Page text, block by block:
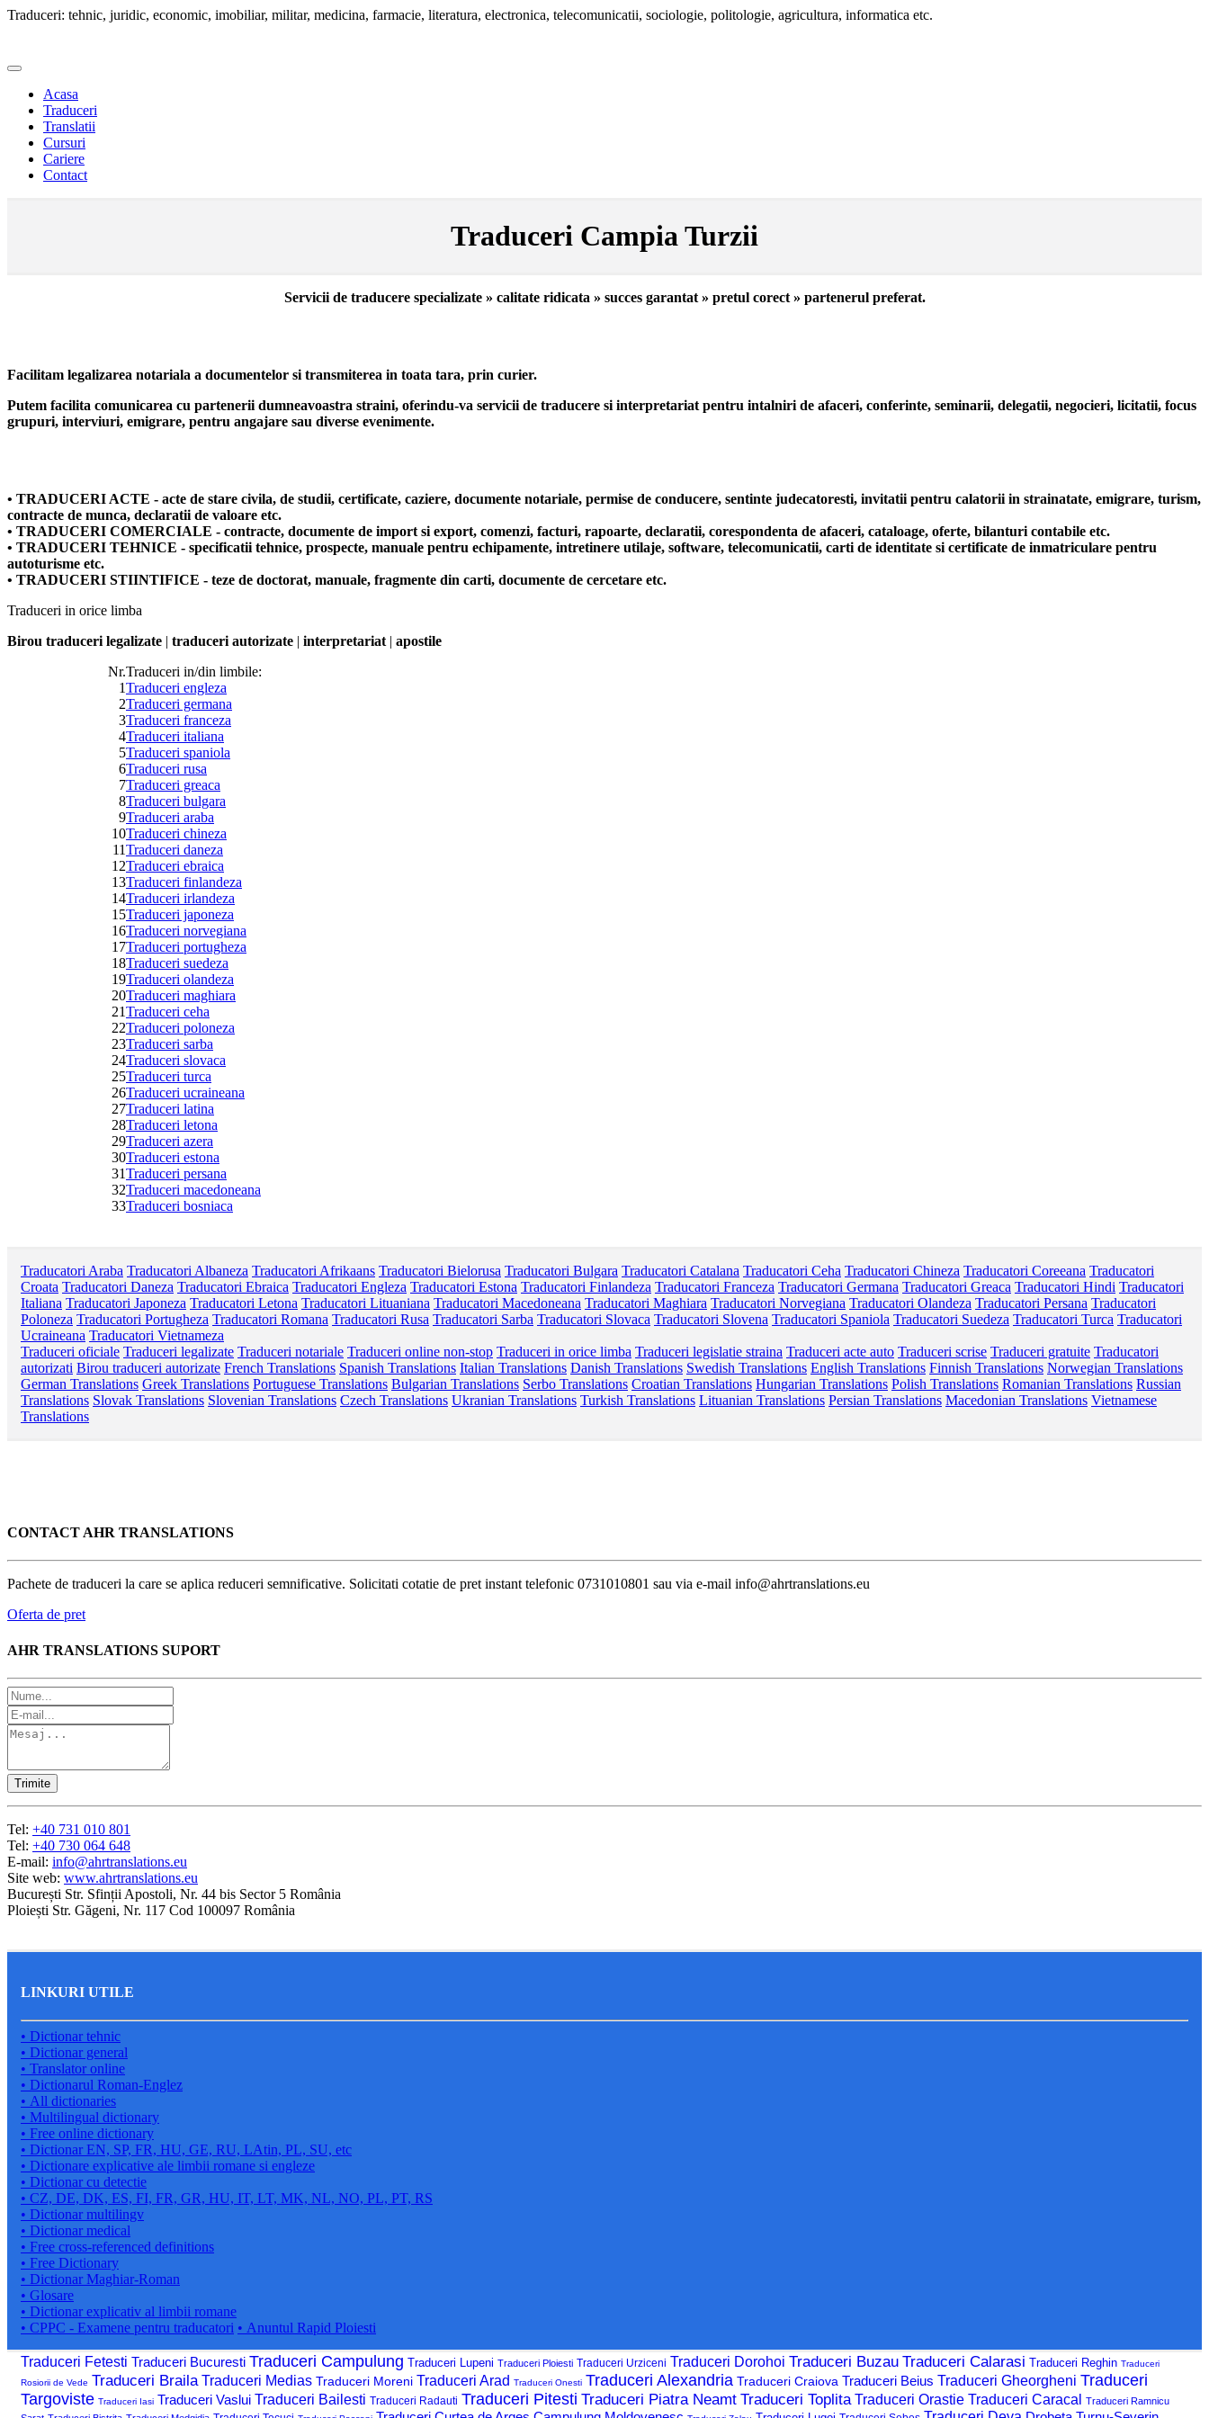
Traduceri: tehnic, juridic, economic, imobiliar, militar, medicina, farmacie, literatura, electronica, telecomunicatii, sociologie, politologie, agricultura, informatica etc.
Acasa
Traduceri
Translatii
Cursuri
Cariere
Contact
Traduceri Campia Turzii
Servicii de traducere specializate » calitate ridicata » succes garantat » pretul corect » partenerul preferat.
Facilitam legalizarea notariala a documentelor si transmiterea in toata tara, prin curier.
Putem facilita comunicarea cu partenerii dumneavoastra straini, oferindu-va servicii de traducere si interpretariat pentru intalniri de afaceri, conferinte, seminarii, delegatii, negocieri, licitatii, focus
grupuri, interviuri, emigrare, pentru angajare sau diverse evenimente.
• TRADUCERI ACTE - acte de stare civila, de studii, certificate, caziere, documente notariale, permise de conducere, sentinte judecatoresti, invitatii pentru calatorii in strainatate, emigrare, turism,
contracte de munca, declaratii de valoare etc.
• TRADUCERI COMERCIALE - contracte, documente de import si export, comenzi, facturi, rapoarte, declaratii, corespondenta de afaceri, cataloage, oferte, bilanturi contabile etc.
• TRADUCERI TEHNICE - specificatii tehnice, prospecte, manuale pentru echipamente, intretinere utilaje, software, telecomunicatii, carti de identitate si certificate de inmatriculare pentru
autoturisme etc.
• TRADUCERI STIINTIFICE - teze de doctorat, manuale, fragmente din carti, documente de cercetare etc.
Traduceri in orice limba
Birou traduceri legalizate | traduceri autorizate | interpretariat | apostile
Nr.Traduceri in/din limbile:
1Traduceri engleza
2Traduceri germana
3Traduceri franceza
4Traduceri italiana
5Traduceri spaniola
6Traduceri rusa
7Traduceri greaca
8Traduceri bulgara
9Traduceri araba
10Traduceri chineza
11Traduceri daneza
12Traduceri ebraica
13Traduceri finlandeza
14Traduceri irlandeza
15Traduceri japoneza
16Traduceri norvegiana
17Traduceri portugheza
18Traduceri suedeza
19Traduceri olandeza
20Traduceri maghiara
21Traduceri ceha
22Traduceri poloneza
23Traduceri sarba
24Traduceri slovaca
25Traduceri turca
26Traduceri ucraineana
27Traduceri latina
28Traduceri letona
29Traduceri azera
30Traduceri estona
31Traduceri persana
32Traduceri macedoneana
33Traduceri bosniaca
Traducatori Araba Traducatori Albaneza Traducatori Afrikaans Traducatori Bielorusa Traducatori Bulgara Traducatori Catalana Traducatori Ceha Traducatori Chineza Traducatori Coreeana Traducatori
Croata Traducatori Daneza Traducatori Ebraica Traducatori Engleza Traducatori Estona Traducatori Finlandeza Traducatori Franceza Traducatori Germana Traducatori Greaca Traducatori Hindi Traducatori
Italiana Traducatori Japoneza Traducatori Letona Traducatori Lituaniana Traducatori Macedoneana Traducatori Maghiara Traducatori Norvegiana Traducatori Olandeza Traducatori Persana Traducatori
Poloneza Traducatori Portugheza Traducatori Romana Traducatori Rusa Traducatori Sarba Traducatori Slovaca Traducatori Slovena Traducatori Spaniola Traducatori Suedeza Traducatori Turca Traducatori
Ucraineana Traducatori Vietnameza
Traduceri oficiale Traduceri legalizate Traduceri notariale Traduceri online non-stop Traduceri in orice limba Traduceri legislatie straina Traduceri acte auto Traduceri scrise Traduceri gratuite Traducatori
autorizati Birou traduceri autorizate French Translations Spanish Translations Italian Translations Danish Translations Swedish Translations English Translations Finnish Translations Norwegian Translations
German Translations Greek Translations Portuguese Translations Bulgarian Translations Serbo Translations Croatian Translations Hungarian Translations Polish Translations Romanian Translations Russian
Translations Slovak Translations Slovenian Translations Czech Translations Ukranian Translations Turkish Translations Lituanian Translations Persian Translations Macedonian Translations Vietnamese
Translations
CONTACT AHR TRANSLATIONS
Pachete de traduceri la care se aplica reduceri semnificative. Solicitati cotatie de pret instant telefonic 0731010801 sau via e-mail info@ahrtranslations.eu
Oferta de pret
AHR TRANSLATIONS SUPORT
Tel: +40 731 010 801
Tel: +40 730 064 648
E-mail: info@ahrtranslations.eu
Site web: www.ahrtranslations.eu
București Str. Sfinții Apostoli, Nr. 44 bis Sector 5 România
Ploiești Str. Găgeni, Nr. 117 Cod 100097 România
LINKURI UTILE
• Dictionar tehnic
• Dictionar general
• Translator online
• Dictionarul Roman-Englez
• All dictionaries
• Multilingual dictionary
• Free online dictionary
• Dictionar EN, SP, FR, HU, GE, RU, LAtin, PL, SU, etc
• Dictionare explicative ale limbii romane si engleze
• Dictionar cu detectie
• CZ, DE, DK, ES, FI, FR, GR, HU, IT, LT, MK, NL, NO, PL, PT, RS
• Dictionar multilingv
• Dictionar medical
• Free cross-referenced definitions
• Free Dictionary
• Dictionar Maghiar-Roman
• Glosare
• Dictionar explicativ al limbii romane
• CPPC - Examene pentru traducatori • Anuntul Rapid Ploiesti
Traduceri Fetesti Traduceri Bucuresti Traduceri Campulung Traduceri Lupeni Traduceri Ploiesti Traduceri Urziceni Traduceri Dorohoi Traduceri Buzau Traduceri Calarasi Traduceri Reghin Traduceri
Rosiorii de Vede Traduceri Braila Traduceri Medias Traduceri Moreni Traduceri Arad Traduceri Onesti Traduceri Alexandria Traduceri Craiova Traduceri Beius Traduceri Gheorgheni Traduceri
Targoviste Traduceri Iasi Traduceri Vaslui Traduceri Bailesti Traduceri Radauti Traduceri Pitesti Traduceri Piatra Neamt Traduceri Toplita Traduceri Orastie Traduceri Caracal
Traduceri Ramnicu